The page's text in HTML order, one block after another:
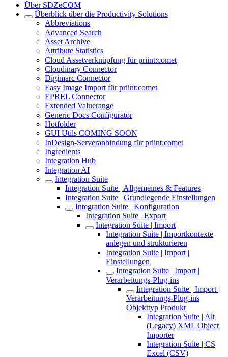
Über SDZeCOM
Überblick über die Productivity Solutions
Abbreviations
Advanced Search
Asset Archive
Attribute Statistics
Cloud Assetverknüpfung für priint:comet
Cloudinary Connector
Digimarc Connector
Easy Image Import für priint:comet
EPREL Connector
Extended Valuerange
Generic Docs Configurator
Hotfolder
GUI Utils COMING SOON
InDesign-Serveranbindung für priint:comet
Ingredients
Integration Hub
Integration AI
Integration Suite
Integration Suite | Allgemeines & Features
Integration Suite | Grundlegende Einstellungen
Integration Suite | Konfiguration
Integration Suite | Export
Integration Suite | Import
Integration Suite | Importkontexte
anlegen und strukturieren
Integration Suite | Import |
Einstellungen
Integration Suite | Import |
Verarbeitungs-Plug-ins
Integration Suite | Import |
Verarbeitungs-Plug-ins
Objekttyp Produkt
Integration Suite | Alt
(Legacy) XML Object
Importer
Integration Suite | CS
Excel (CSV)